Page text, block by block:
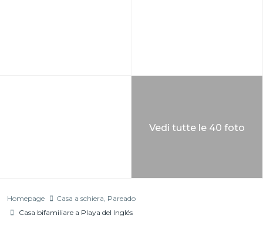
Vedi tutte le 40 foto
Homepage Casa a schiera, Pareado
Casa bifamiliare a Playa del Inglés